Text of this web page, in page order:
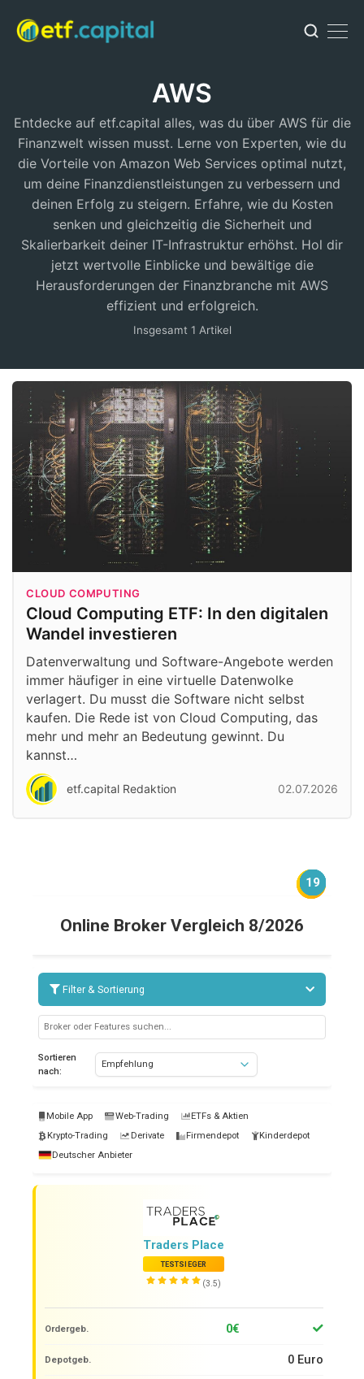
AWS
Entdecke auf etf.capital alles, was du über AWS für die
Finanzwelt wissen musst. Lerne von Experten, wie du
die Vorteile von Amazon Web Services optimal nutzt,
um deine Finanzdienstleistungen zu verbessern und
deinen Erfolg zu steigern. Erfahre, wie du Kosten
senken und gleichzeitig die Sicherheit und
Skalierbarkeit deiner IT-Infrastruktur erhöhst. Hol dir
jetzt wertvolle Einblicke und bewältige die
Herausforderungen der Finanzbranche mit AWS
effizient und erfolgreich.
Insgesamt 1 Artikel
CLOUD COMPUTING
Cloud Computing ETF: In den digitalen
Wandel investieren
Datenverwaltung und Software-Angebote werden
immer häufiger in eine virtuelle Datenwolke
verlagert. Du musst die Software nicht selbst
kaufen. Die Rede ist von Cloud Computing, das
mehr und mehr an Bedeutung gewinnt. Du
kannst…
etf.capital Redaktion 02.07.2026